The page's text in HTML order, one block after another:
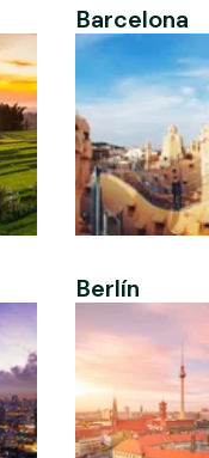
Barcelona
Berlín